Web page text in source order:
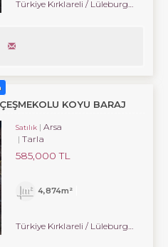
KÖYÜ BARAJ
Satılık
Arsa
Tarla
585,000 TL
4,874m²
Türkiye Kırklareli / Lüleburgaz